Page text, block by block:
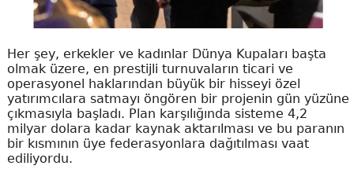
Her şey, erkekler ve kadınlar Dünya Kupaları başta
olmak üzere, en prestijli turnuvaların ticari ve
operasyonel haklarından büyük bir hisseyi özel
yatırımcılara satmayı öngören bir projenin gün yüzüne
çıkmasıyla başladı. Plan karşılığında sisteme 4,2
milyar dolara kadar kaynak aktarılması ve bu paranın
bir kısmının üye federasyonlara dağıtılması vaat
ediliyordu.